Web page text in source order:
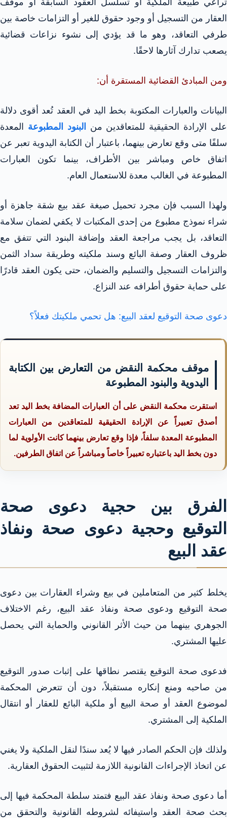
تراعي طبيعة الملكية أو تسلسل العقود السابقة أو موقف
العقار من التسجيل أو وجود حقوق للغير أو التزامات خاصة بين
طرفي التعاقد، وهو ما قد يؤدي إلى نشوء نزاعات قضائية
يصعب تدارك آثارها لاحقًا.
ومن المبادئ القضائية المستقرة أن:
البيانات والعبارات المكتوبة بخط اليد في العقد تُعد أقوى دلالة
على الإرادة الحقيقية للمتعاقدين من
البنود المطبوعة
المعدة
سلفًا متى وقع تعارض بينهما، باعتبار أن الكتابة اليدوية تعبر عن
اتفاق خاص ومباشر بين الأطراف، بينما تكون العبارات
المطبوعة في الغالب معدة للاستعمال العام.
ولهذا السبب فإن مجرد تحميل صيغة عقد بيع شقة جاهزة أو
شراء نموذج مطبوع من إحدى المكتبات لا يكفي لضمان سلامة
التعاقد، بل يجب مراجعة العقد وإضافة البنود التي تتفق مع
ظروف العقار وصفة البائع وسند ملكيته وطريقة سداد الثمن
والتزامات التسجيل والتسليم والضمان، حتى يكون العقد قادرًا
على حماية حقوق أطرافه عند النزاع.
دعوى صحة التوقيع لعقد البيع: هل تحمي ملكيتك فعلاً؟
موقف محكمة النقض من التعارض بين الكتابة
اليدوية والبنود المطبوعة
استقرت محكمة النقض على أن العبارات المضافة بخط اليد تعد
أصدق تعبيراً عن الإرادة الحقيقية للمتعاقدين من العبارات
المطبوعة المعدة سلفاً، فإذا وقع تعارض بينهما كانت الأولوية لما
دون بخط اليد باعتباره تعبيراً خاصاً ومباشراً عن اتفاق الطرفين.
الفرق بين حجية دعوى صحة
التوقيع وحجية دعوى صحة ونفاذ
عقد البيع
يخلط كثير من المتعاملين في بيع وشراء العقارات بين دعوى
صحة التوقيع ودعوى صحة ونفاذ عقد البيع، رغم الاختلاف
الجوهري بينهما من حيث الأثر القانوني والحماية التي يحصل
عليها المشتري.
فدعوى صحة التوقيع يقتصر نطاقها على إثبات صدور التوقيع
من صاحبه ومنع إنكاره مستقبلاً، دون أن تتعرض المحكمة
لموضوع العقد أو صحة البيع أو ملكية البائع للعقار أو انتقال
الملكية إلى المشتري.
ولذلك فإن الحكم الصادر فيها لا يُعد سندًا لنقل الملكية ولا يغني
عن اتخاذ الإجراءات القانونية اللازمة لتثبيت الحقوق العقارية.
أما دعوى صحة ونفاذ عقد البيع فتمتد سلطة المحكمة فيها إلى
بحث صحة العقد واستيفائه لشروطه القانونية والتحقق من